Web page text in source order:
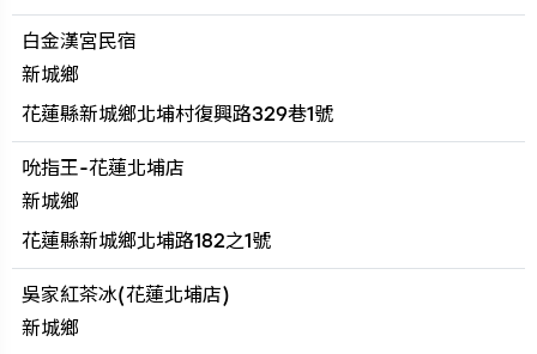
白金漢宮民宿
新城鄉
花蓮縣新城鄉北埔村復興路329巷1號
吮指王-花蓮北埔店
新城鄉
花蓮縣新城鄉北埔路182之1號
吳家紅茶冰(花蓮北埔店)
新城鄉